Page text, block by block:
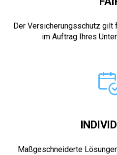
Der Versicherungsschutz gilt
im Auftrag Ihres
Maßgeschneiderte